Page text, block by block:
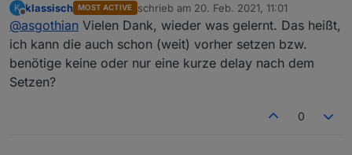
In meinem speziellen Fall kommt manchmal
noch die tranfertime dazu, die dann auch
zuerst gesendet werden muß.
Die Transition_time wird nie alleine an die Lampe
gesendet. Diese wird im Adapter gehalten und bei
K
Offline
klassisch MOST ACTIVE schrieb am 20. Feb. 2021, 11:01
zuletzt editiert von
@asgothian Vielen Dank, wieder was gelernt. Das heißt,
ich kann die auch schon (weit) vorher setzen bzw.
benötige keine oder nur eine kurze delay nach dem
Setzen?
0